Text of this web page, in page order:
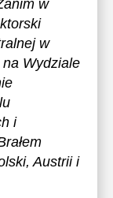
w
w
na Wydziale
i
Austrii i